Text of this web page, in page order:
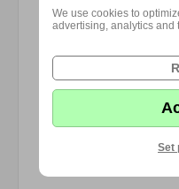
Deska
We use cookies to
advertising, analytics and
Set